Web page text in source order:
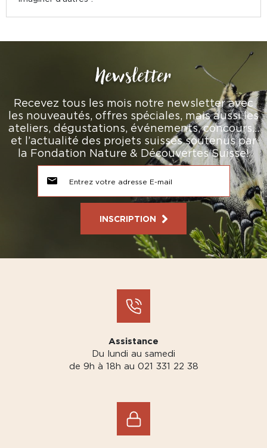
Newsletter
Recevez tous les mois notre newsletter avec
les nouveautés, offres spéciales, mais aussi les
ateliers, dégustations, événements, concours…
et l’actualité des projets suisses soutenus par
la Fondation Nature & Découvertes Suisse!
INSCRIPTION
Assistance
Du lundi au samedi
de 9h à 18h au 021 331 22 38